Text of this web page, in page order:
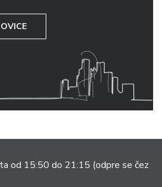
od 15:50 do 21:15 (odpre se čez